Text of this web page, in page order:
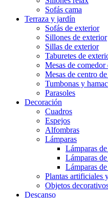
Sofás cama
Terraza y jardín
Sofás de exterior
Sillones de exterior
Sillas de exterior
Taburetes de
Mesas de
Mesas de centro
Tumbonas y
Parasoles
Decoración
Cuadros
Espejos
Alfombras
Lámparas
Lámparas
Lámparas
Lámparas
Plantas artificiales
Objetos
Descanso